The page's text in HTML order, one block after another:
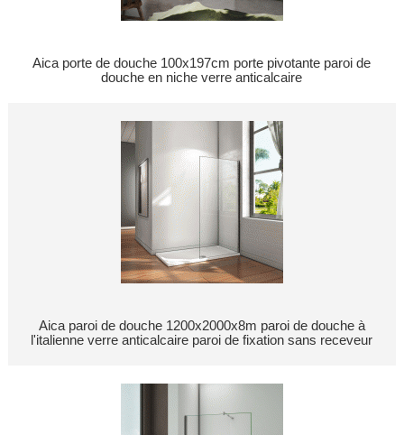
Aica porte de douche 100x197cm porte pivotante paroi de
douche en niche verre anticalcaire
Aica paroi de douche 1200x2000x8m paroi de douche à
l'italienne verre anticalcaire paroi de fixation sans receveur